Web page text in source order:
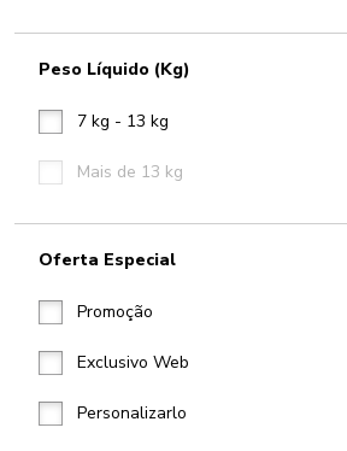
Peso Líquido (kg)
7 kg - 13 kg
Mais de 13 kg
Oferta Especial
Promoção
Exclusivo Web
Personalizarlo